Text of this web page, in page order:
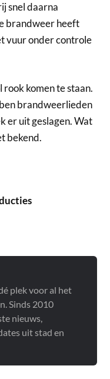
snel daarna
brandweer heeft
vuur onder controle
komen te staan.
brandweerlieden
er uit geslagen. Wat
bekend.
plek voor al het
Sinds 2010
nieuws,
uit stad en